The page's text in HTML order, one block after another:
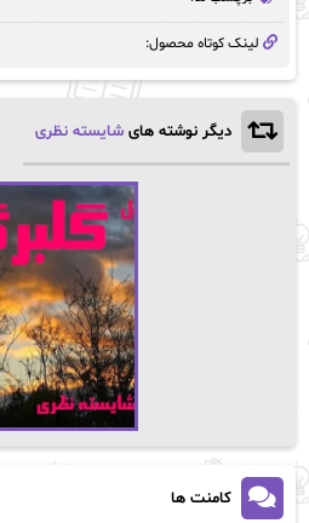
لینک کوتاه محصول:
دیگر نوشته های شایسته نظری
کامنت ها